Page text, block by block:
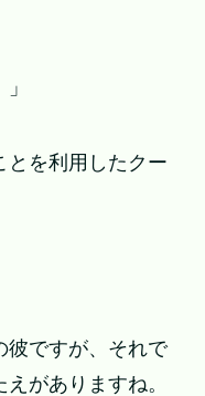
とを利用したクー
彼ですが、それで
がありますね。